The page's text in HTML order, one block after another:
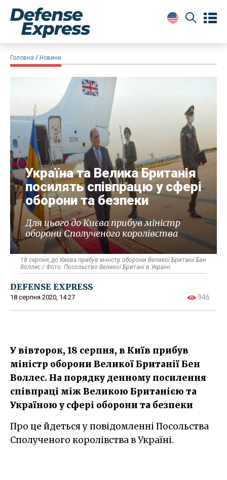
Головна Новини
Україна та Велика Британія
посилять співпрацю у сфері
оборони та безпеки
Для цього до Києва прибув міністр
оборони Сполученого королівства
18 серпня, до Києва прибув міністр оборони Великої Британії Бен
Воллес / Фото: Посольство Великої Британі в Україні
DEFENSE EXPRESS
18 серпня 2020, 14:27 946
У вівторок, 18 серпня, в Київ прибув
міністр оборони Великої Британії Бен
Воллес. На порядку денному посилення
співпраці між Великою Британією та
Україною у сфері оборони та безпеки
Про це йдеться у повідомленні Посольства
Сполученого королівства в Україні.